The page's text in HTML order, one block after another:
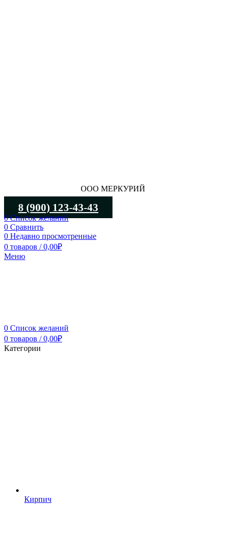
ООО МЕРКУРИЙ
8 (900) 123-43-43
0Список желаний
0 Сравнить
0 Недавно просмотренные
0 товаров / 0,00₽
Меню
0 Список желаний
0 товаров / 0,00₽
Категории
Кирпич